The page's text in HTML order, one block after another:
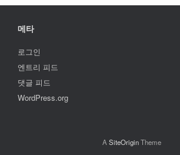
메타
로그인
엔트리 피드
댓글 피드
WordPress.org
A SiteOriginTheme